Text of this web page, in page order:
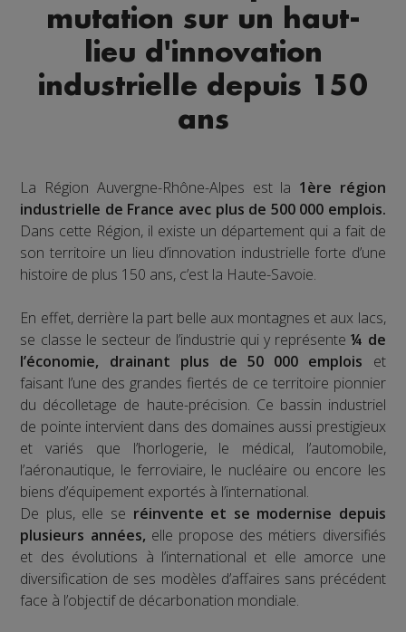
mutation sur un haut-
lieu d'innovation
industrielle depuis 150
ans
La Région Auvergne-Rhône-Alpes est la 1ère région
industrielle de France avec plus de 500 000 emplois.
Dans cette Région, il existe un département qui a fait de
son territoire un lieu d’innovation industrielle forte d’une
histoire de plus 150 ans, c’est la Haute-Savoie.
En effet, derrière la part belle aux montagnes et aux lacs,
se classe le secteur de l’industrie qui y représente¼ de
l’économie, drainant plus de 50 000 emplois et
faisant l’une des grandes fiertés de ce territoire pionnier
du décolletage de haute-précision. Ce bassin industriel
de pointe intervient dans des domaines aussi prestigieux
et variés que l’horlogerie, le médical, l’automobile,
l’aéronautique, le ferroviaire, le nucléaire ou encore les
biens d’équipement exportés à l’international.
De plus, elle se réinvente et se modernise depuis
plusieurs années, elle propose des métiers diversifiés
et des évolutions à l’international et elle amorce une
diversification de ses modèles d’affaires sans précédent
face à l’objectif de décarbonation mondiale.